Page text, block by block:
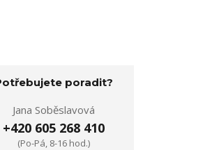
poradit?
Jana Soběslavová
+420 605 268 410
(Po-Pá, 8-16 hod.)